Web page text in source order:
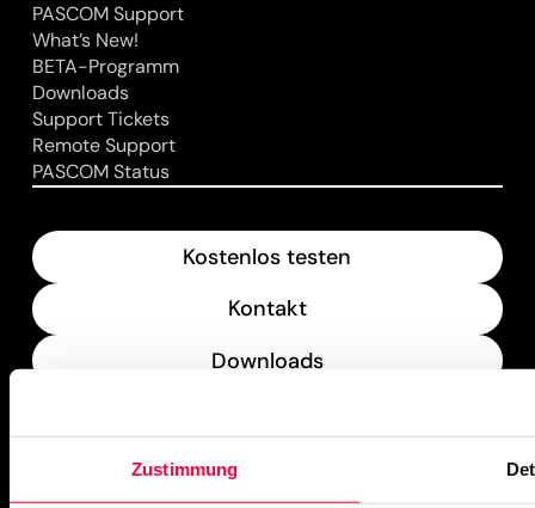
Zustimmung
PASCOM Support
What’s New!
BETA-Programm
Downloads
Support Tickets
Remote Support
PASCOM Status
Kostenlos testen
Kontakt
Downloads
PASCOM Service Monitor